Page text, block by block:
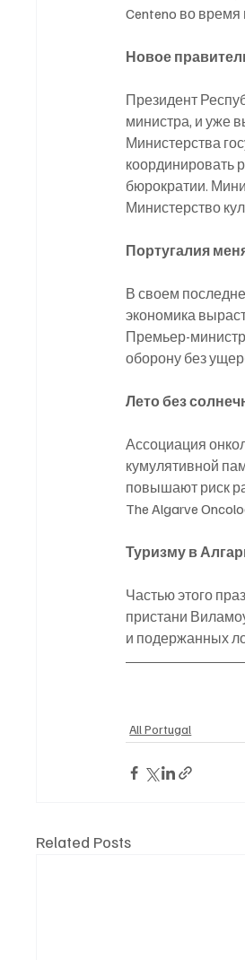
Centeno во время
Новое
Президент
министра, и уже
Министерства
координировать
бюрократии.
Министерство
Португалия
В своем
экономика
Премьер-
оборону без
Лето без
Ассоциация
кумулятивной
повышают риск
The Algarve
Туризму в
Частью этого
пристани
и подержанных
All Portugal
Related Posts